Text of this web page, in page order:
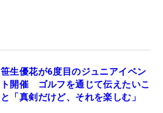
笹生優花が6度目のジュニアイベン
ト開催 ゴルフを通じて伝えたいこ
と「真剣だけど、それを楽しむ」